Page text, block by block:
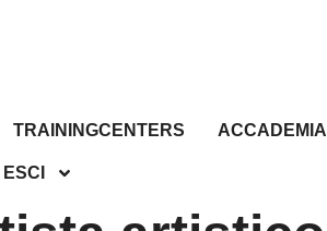
TRAININGCENTERS ACCADEMIA
ESCI